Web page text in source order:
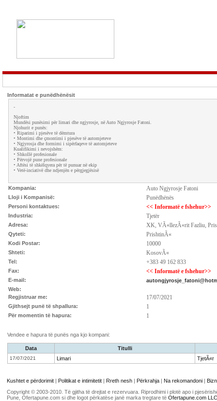
Informatat e punëdhënësit
-
Njoftim
Mundësi punësimi për limari dhe ngjyrosje, në Auto Ngjyrosje Fatoni.
Njohurit e punës:
• Riparimi i pjesëve të dëmtura
• Montimi dhe çmontimi i pjesëve të automjeteve
• Ngjyrosja dhe formimi i sipërfaqeve të automjeteve
Kualifikimi i nevojshëm:
• Shkollë profesionale
• Përvojë pune profesionale
• Aftësi të shkëlqyera për të punuar në ekip
• Vetë-inciativë dhe ndjenjën e përgjegjësisë
Kompania: Auto Ngjyrosje Fatoni
Lloji i Kompanisë: Punëdhënës
Personi kontaktues: << Informatë e fshehur>>
Industria: Tjetër
Adresa: XK, VÃ«llezÃ«rit Fazliu,
Qyteti: PrishtinÃ«
Kodi Postar: 10000
Shteti: KosovÃ«
Tel: +383 49 162 833
Fax: << Informatë e fshehur>>
E-mail:
Web:
Regjistruar me:
17/07/2021
Gjithsejt punë të shpallura: 1
Për momentin të hapura: 1
Vendee e hapura të punës nga kjo kompani:
Data Titulli
17/07/2021 Limari TjetÃ«r
Kushtet e përdorimit | Politikat e intimitetit | Rreth nesh | Përkrahja | Na rekomandoni |
Copyright © 2003-2010. Të gjitha të drejtat e rezervuara. Riprodhimi i plotë apo i
Pune, Ofertapune.com si dhe logot përkatëse janë marka tregtare të Ofertapune.com LLC